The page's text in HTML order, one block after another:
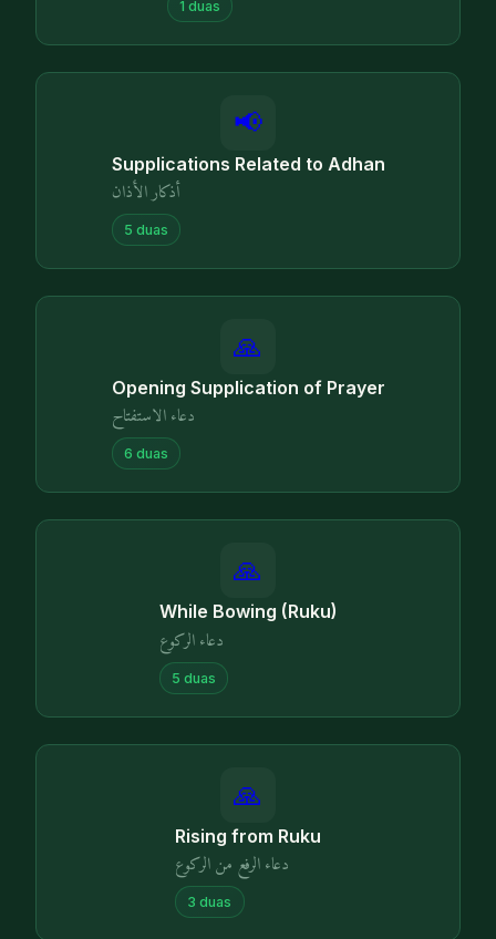
1 duas
📢
Supplications Related to Adhan
أذكار الأذان
5 duas
🙏
Opening Supplication of Prayer
دعاء الاستفتاح
6 duas
🙏
While Bowing (Ruku)
دعاء الركوع
5 duas
🙏
Rising from Ruku
دعاء الرفع من الركوع
3 duas